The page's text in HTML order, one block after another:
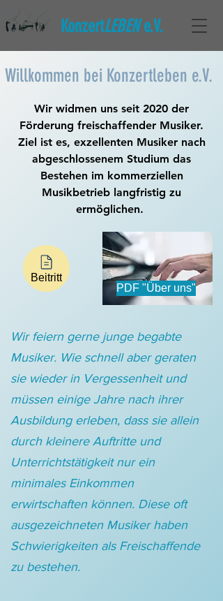
KonzertLEBENe.V.
Willkommen bei Konzertleben e.V.
Wir widmen uns seit 2020 der
Förderung freischaffender Musiker.
Ziel ist es, exzellenten Musiker nach
abgeschlossenem Studium das
Bestehen im kommerziellen
Musikbetrieb langfristig zu
ermöglichen.
Beitritt
PDF "Über uns"
Wir feiern gerne junge begabte
Musiker. Wie schnell aber geraten
sie wieder in Vergessenheit und
müssen einige Jahre nach ihrer
Ausbildung erleben, dass sie allein
durch kleinere Auftritte und
Unterrichtstätigkeit nur ein
minimales Einkommen
erwirtschaften können. Diese oft
ausgezeichneten Musiker haben
Schwierigkeiten als Freischaffende
zu bestehen.